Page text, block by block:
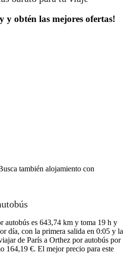
y obtén las mejores ofertas!
también alojamiento con
autobús es 643,74 km y toma 19 h y
día, con la primera salida en 0:05 y la
de París a Orthez por autobús por
164,19 €. El mejor precio para este